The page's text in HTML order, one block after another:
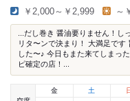
￥2,000～￥2,999 ～
...だし巻き 醤油要りません！
リタ〜ンで決まり！ 大満足です
した〜♪ 今日もまた来てしまっ
ピ確定の店！...
金
土